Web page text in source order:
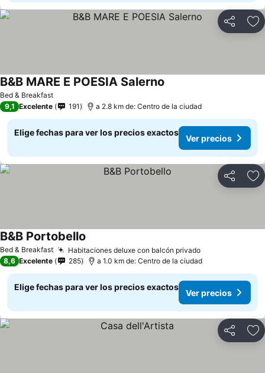
Compartir
Bed & Breakfast
B&B MARE E POESIA Salerno
9,1 Excelente 191 a 2.8 km de: Centro de la ciudad
Elige fechas para ver los precios exactos
Ver precios
Compartir
Bed & Breakfast Habitaciones deluxe con balcón privado
B&B Portobello
8,6 Excelente 285 a 1.0 km de: Centro de la ciudad
Elige fechas para ver los precios exactos
Ver precios
Compartir